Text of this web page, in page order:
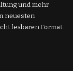
und mehr
neuesten
lesbaren Format.